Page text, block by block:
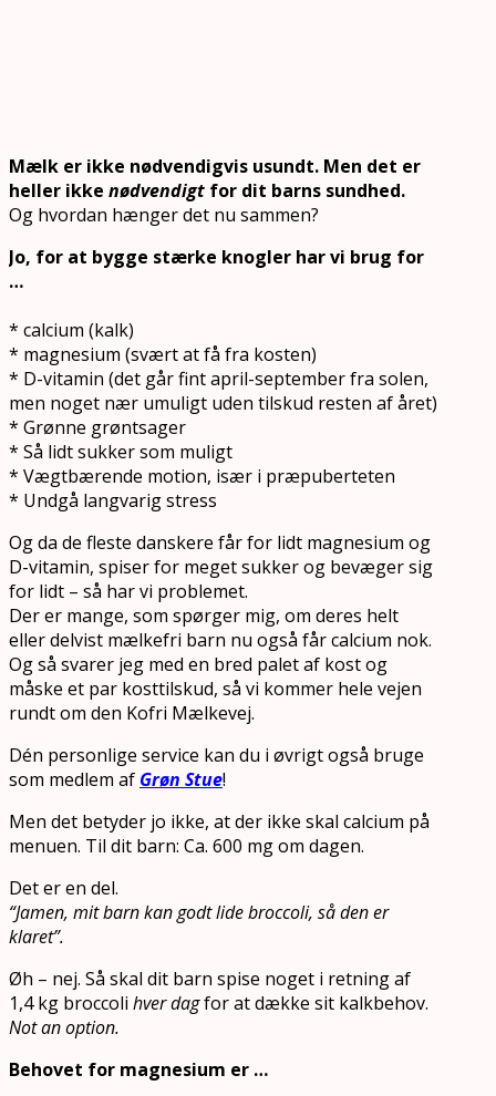
Mælk er ikke nødvendigvis usundt. Men det er
heller ikke nødvendigt for dit barns sundhed.
Og hvordan hænger det nu sammen?
Jo, for at bygge stærke knogler har vi brug for
…
* calcium (kalk)
* magnesium (svært at få fra kosten)
* D-vitamin (det går fint april-september fra solen,
men noget nær umuligt uden tilskud resten af året)
* Grønne grøntsager
* Så lidt sukker som muligt
* Vægtbærende motion, især i præpuberteten
* Undgå langvarig stress
Og da de fleste danskere får for lidt magnesium og
D-vitamin, spiser for meget sukker og bevæger sig
for lidt – så har vi problemet.
Der er mange, som spørger mig, om deres helt
eller delvist mælkefri barn nu også får calcium nok.
Og så svarer jeg med en bred palet af kost og
måske et par kosttilskud, så vi kommer hele vejen
rundt om den Kofri Mælkevej.
Dén personlige service kan du i øvrigt også bruge
som medlem af Grøn Stue!
Men det betyder jo ikke, at der ikke skal calcium på
menuen. Til dit barn: Ca. 600 mg om dagen.
Det er en del.
“Jamen, mit barn kan godt lide broccoli, så den er
klaret”.
Øh – nej. Så skal dit barn spise noget i retning af
1,4 kg broccoli hver dagfor at dække sit kalkbehov.
Not an option.
Behovet for magnesium er …